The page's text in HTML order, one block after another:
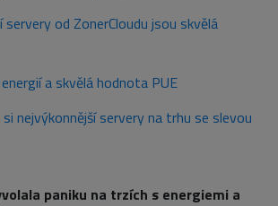
od ZonerCloudu jsou skvělá
a skvělá hodnota PUE
nejvýkonnější servery na trhu se slevou
paniku na trzích s energiemi a